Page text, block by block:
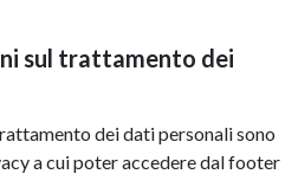
sul trattamento dei
dei dati personali sono
a cui poter accedere dal footer